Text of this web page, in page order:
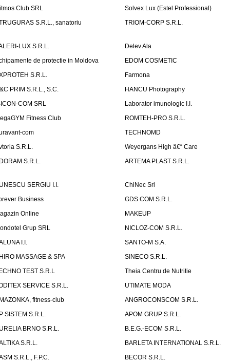
Club SRL
Solvex Lux (Estel Professional)
S.R.L., sanatoriu
TRIOM-CORP S.R.L.
LUX S.R.L.
Delev Ala
de protectie in Moldova
EDOM COSMETIC
S.R.L.
Farmona
PRIM S.R.L., S.C.
HANCU Photography
COM SRL
Laborator imunologic I.I.
Fitness Club
ROMTEH-PRO S.R.L.
com
TECHNOMD
S.R.L.
Weyergans High â€“ Care
S.R.L.
ARTEMA PLAST S.R.L.
SERGIU I.I.
ChiNec Srl
Business
GDS COM S.R.L.
Online
MAKEUP
Grup SRL
NICLOZ-COM S.R.L.
I.I.
SANTO-M S.A.
MASSAGE & SPA
SINECO S.R.L.
TEST S.R.L
Theia Centru de Nutritie
SERVICE S.R.L.
UTIMATE MODA
fitness-club
ANGROCONSCOM S.R.L.
SISTEM S.R.L.
APOM GRUP S.R.L.
BRNO S.R.L.
B.E.G.-ECOM S.R.L.
S.R.L.
BARLETA INTERNATIONAL S.R.L.
S.R.L., F.P.C.
BECOR S.R.L.